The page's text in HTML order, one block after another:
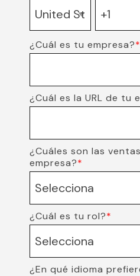
¿Cuál es tu empresa?*
¿Cuál es la URL de tu
¿Cuáles son las
empresa?*
¿Cuál es tu rol?*
¿En qué idioma